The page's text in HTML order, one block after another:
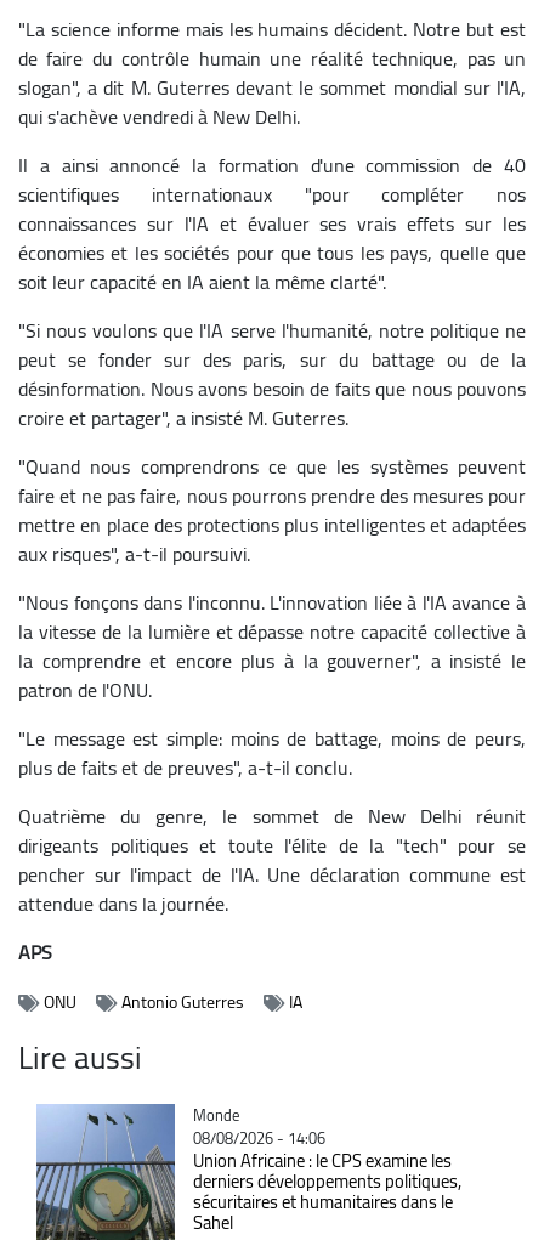
"La science informe mais les humains décident. Notre but est
de faire du contrôle humain une réalité technique, pas un
slogan", a dit M. Guterres devant le sommet mondial sur l'IA,
qui s'achève vendredi à New Delhi.
Il a ainsi annoncé la formation d'une commission de 40
scientifiques internationaux "pour compléter nos
connaissances sur l'IA et évaluer ses vrais effets sur les
économies et les sociétés pour que tous les pays, quelle que
soit leur capacité en IA aient la même clarté".
"Si nous voulons que l'IA serve l'humanité, notre politique ne
peut se fonder sur des paris, sur du battage ou de la
désinformation. Nous avons besoin de faits que nous pouvons
croire et partager", a insisté M. Guterres.
"Quand nous comprendrons ce que les systèmes peuvent
faire et ne pas faire, nous pourrons prendre des mesures pour
mettre en place des protections plus intelligentes et adaptées
aux risques", a-t-il poursuivi.
"Nous fonçons dans l'inconnu. L'innovation liée à l'IA avance à
la vitesse de la lumière et dépasse notre capacité collective à
la comprendre et encore plus à la gouverner", a insisté le
patron de l'ONU.
"Le message est simple: moins de battage, moins de peurs,
plus de faits et de preuves", a-t-il conclu.
Quatrième du genre, le sommet de New Delhi réunit
dirigeants politiques et toute l'élite de la "tech" pour se
pencher sur l'impact de l'IA. Une déclaration commune est
attendue dans la journée.
APS
ONU Antonio Guterres IA
Lire aussi
Catégorie
Monde
08/08/2026 - 14:06
Union Africaine : le CPS examine les
derniers développements politiques,
sécuritaires et humanitaires dans le
Sahel